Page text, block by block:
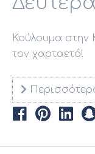
Κούλουμα στην
τον χαρταετό!